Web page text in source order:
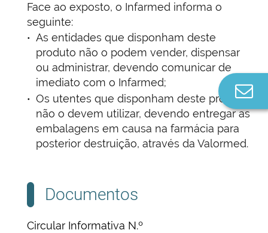
Face ao exposto, o Infarmed informa o
seguinte:
As entidades que disponham deste
produto não o podem vender, dispensar
ou administrar, devendo comunicar de
imediato com o Infarmed;
Os utentes que disponham deste produto
não o devem utilizar, devendo entregar as
embalagens em causa na farmácia para
posterior destruição, através da Valormed.
Documentos
Circular Informativa N.º